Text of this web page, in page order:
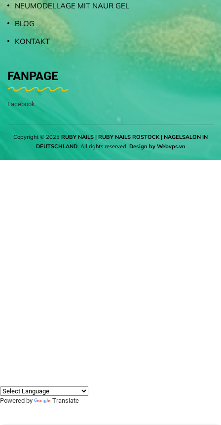
NEUMODELLAGE MIT NAUR GEL
BLOG
KONTAKT
FANPAGE
Facebook
Copyright © 2025 RUBY NAILS | RUBY NAILS ROSTOCK | NAGELSALON IN
DEUTSCHLAND. All rights reserved. Design by Webvps.vn
Powered by Translate